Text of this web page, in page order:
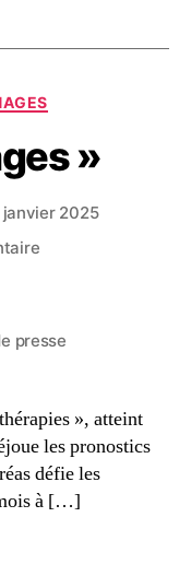
»
janvier 2025
presse
», atteint
les pronostics
défie les
à […]